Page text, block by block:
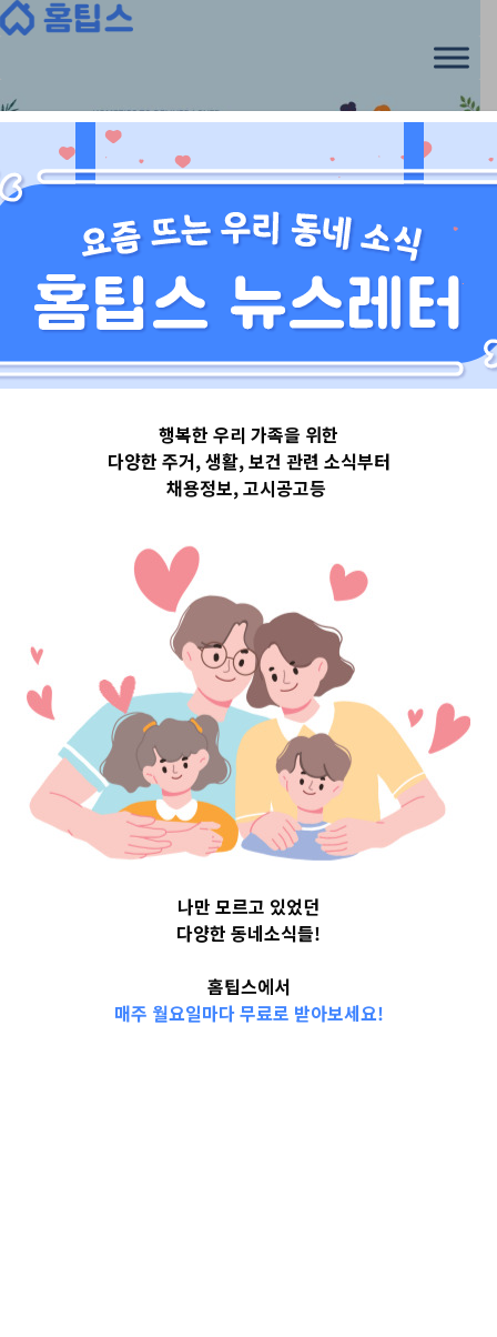
Skip
서울특별시
서울특별시송파
구 Top 3 및 주간
소식 –
20230602
2023-06-02
readybaby-admin
행복한 우리 가족을 위한
다양한 주거, 생활, 보건 관련 소식부터
채용정보, 고시공고등
나만 모르고 있었던
다양한 동네소식들!
홈팁스에서
매주 월요일마다 무료로 받아보세요!